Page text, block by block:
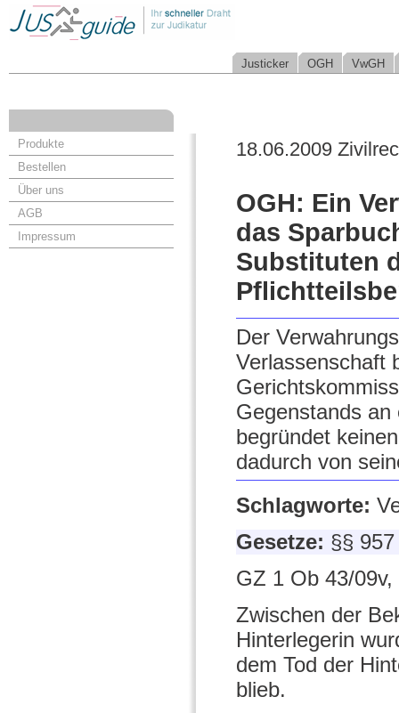
Justicker OGH VwGH
Produkte
Bestellen
Über uns
AGB
Impressum
18.06.2009
OGH: Ein
das
Substituten
Der
Verlassenschaft
Gegenstands
begründet
dadurch von
Schlagworte:
Gesetze: §§
GZ 1 Ob 43/
Zwischen der
Hinterlegerin
dem Tod der
blieb.